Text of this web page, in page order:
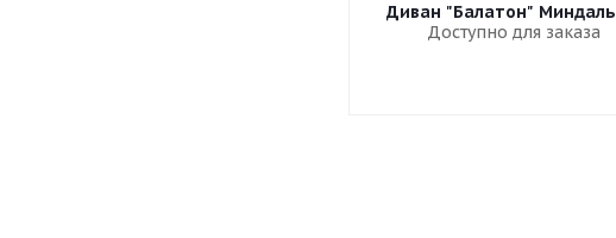
Диван "Балатон" Миндаль
Доступно для заказа